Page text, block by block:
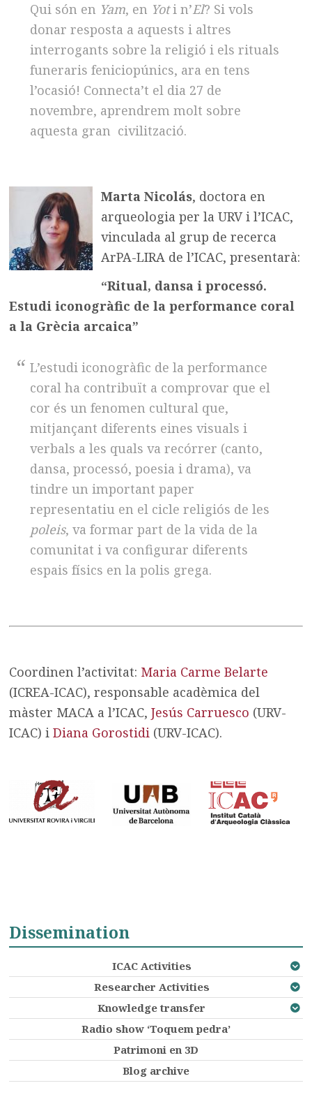
Qui són en Yam, en Yoti n’El? Si vols
donar resposta a aquests i altres
interrogants sobre la religió i els rituals
funeraris feniciopúnics, ara en tens
l’ocasió! Connecta’t el dia 27 de
novembre, aprendrem molt sobre
aquesta gran civilització.
Marta Nicolás, doctora en
arqueologia per la URV i l’ICAC,
vinculada al grup de recerca
ArPA-LIRA de l’ICAC, presentarà:
“Ritual, dansa i processó.
Estudi iconogràfic de la performance coral
a la Grècia arcaica”
L’estudi iconogràfic de la performance
coral ha contribuït a comprovar que el
cor és un fenomen cultural que,
mitjançant diferents eines visuals i
verbals a les quals va recórrer (canto,
dansa, processó, poesia i drama), va
tindre un important paper
representatiu en el cicle religiós de les
poleis, va formar part de la vida de la
comunitat i va configurar diferents
espais físics en la polis grega.
Coordinen l’activitat: Maria Carme Belarte
(ICREA-ICAC), responsable acadèmica del
màster MACA a l’ICAC,Jesús Carruesco (URV-
ICAC) iDiana Gorostidi (URV-ICAC).
Dissemination
ICAC Activities
Researcher Activities
Knowledge transfer
Radio show ‘Toquem pedra’
Patrimoni en 3D
Blog archive